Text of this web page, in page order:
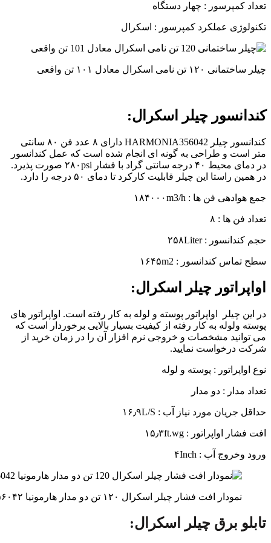
تعداد کمپرسور : چهار دستگاه
تکنولوژی عملکرد کمپرسور : اسکرال
چیلر ساختمانی ۱۲۰ تن نامی اسکرال معادل ۱۰۱ تن واقعی
کندانسور چیلر اسکرال:
کندانسور چیلر HARMONIA356042 دارای ۸ عدد فن ۸۰ سانتی
متر است و طراحی به گونه ای انجام شده است که عمل کندانسور
در دمای محیط ۴۰ درجه سانتی گراد با فشار ۲۸۰psi صورت پذیرد.
در همین راستا این چیلر قابلیت کارکرد تا دمای ۵۰ درجه را دارد.
جمع هوادهی فن ها : ۱۸۴۰۰۰m3/h
تعداد فن ها : ۸
حجم کندانسور : ۲۵۸Liter
سطح تماس کندانسور : ۱۶۴۵m2
اواپراتور چیلر اسکرال:
در این چیلر اواپراتور پوسته و لوله به کار رفته است. اواپراتور های
پوسته ولوله به کار رفته از کیفیت بسیار بالایی برخوردار است که
می توانید مشخصات و خروجی نرم افزار آن را در زمان خرید از
شرکت درخواست نمایید.
نوع اواپراتور : پوسته و لوله
تعداد مدار : دو مدار
حداقل جریان مورد نیاز آب : ۱۶٫۹L/S
افت فشار اواپراتور : ۱۵٫۳ft.wg
ورود وخروج آب : ۴Inch
نمودار افت فشار چیلر اسکرال ۱۲۰ تن دو مدار هارمونیا ۳۵۶۰۴۲
تابلو برق چیلر اسکرال: